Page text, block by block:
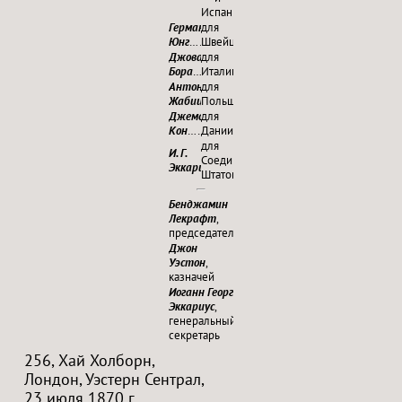
Испании
Герман
Юнг…………
для
Швейцарии
Джованни
Бора…………
для
Италии
Антоний
Жабицкий……
для
Польши
Джемс
Кон…………
для
Дании
И. Г.
Эккариус…………
для
Соединённых
Штатов
Бенджамин
Лекрафт,
председательствующий
Джон
Уэстон,
казначей
Иоганн Георг
Эккариус,
генеральный
секретарь
256, Хай Холборн,
Лондон, Уэстерн Сентрал,
23 июля 1870 г.